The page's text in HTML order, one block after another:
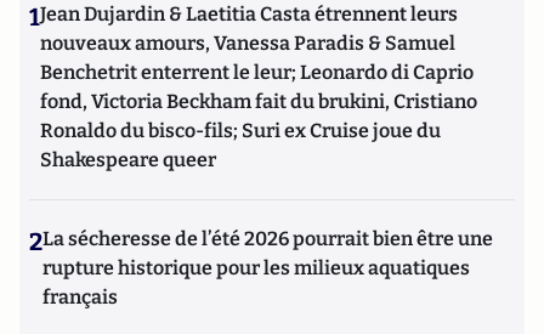
1Jean Dujardin & Laetitia Casta étrennent leurs
nouveaux amours, Vanessa Paradis & Samuel
Benchetrit enterrent le leur; Leonardo di Caprio
fond, Victoria Beckham fait du brukini, Cristiano
Ronaldo du bisco-fils; Suri ex Cruise joue du
Shakespeare queer
2La sécheresse de l’été 2026 pourrait bien être une
rupture historique pour les milieux aquatiques
français